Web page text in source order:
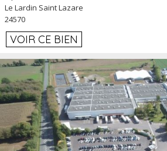
Le Lardin Saint Lazare
24570
VOIR CE BIEN